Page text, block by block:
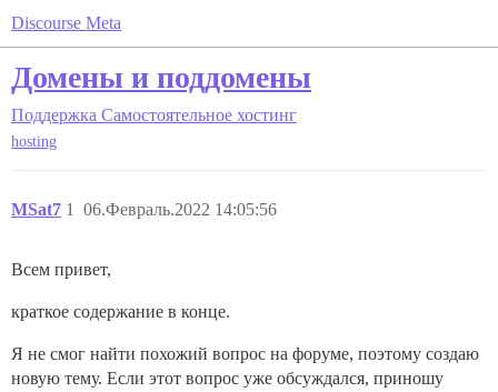
Discourse Meta
Домены и поддомены
Поддержка Самостоятельное хостинг
hosting
MSat7 06.Февраль.2022 14:05:56
1
Всем привет,
краткое содержание в конце.
Я не смог найти похожий вопрос на форуме, поэтому создаю
новую тему. Если этот вопрос уже обсуждался, приношу